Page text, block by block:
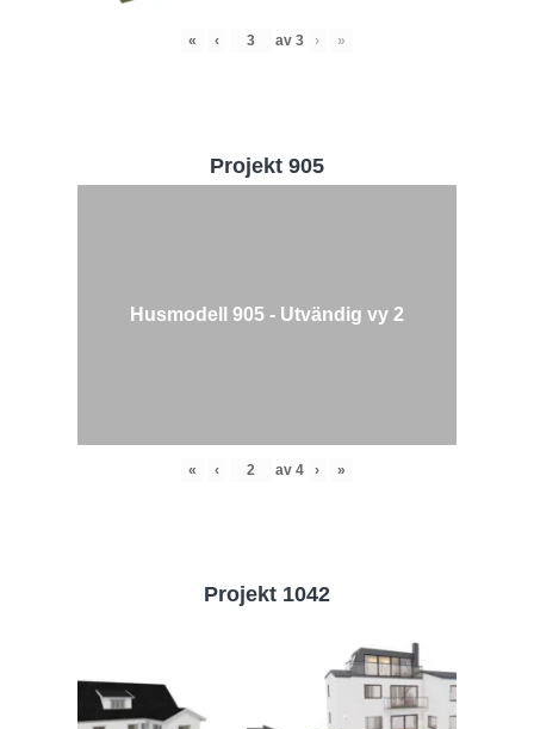
« ‹ av 3 › »
Projekt 905
Husmodell 905 - Utvändig vy 2
« ‹ av 4 › »
Projekt 1042